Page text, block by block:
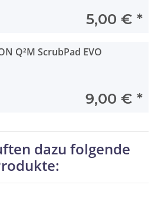
5,00 € *
Q²M ScrubPad EVO
9,00 € *
dazu folgende